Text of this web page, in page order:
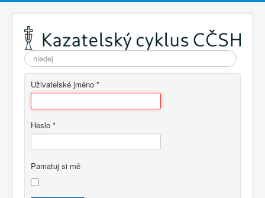
Vyhledávání...
Uživatelské jméno *
Heslo *
Pamatuj si mě